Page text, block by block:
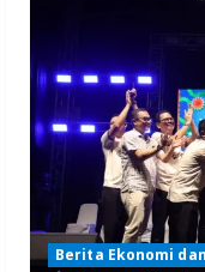
Berita Ekonomi